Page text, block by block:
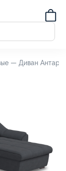
— Диван